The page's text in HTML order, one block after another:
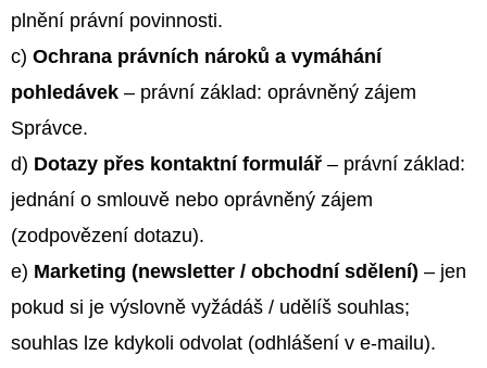
plnění právní povinnosti.
c) Ochrana právních nároků a vymáhání
pohledávek – právní základ: oprávněný zájem
Správce.
d) Dotazy přes kontaktní formulář – právní základ:
jednání o smlouvě nebo oprávněný zájem
(zodpovězení dotazu).
e) Marketing (newsletter / obchodní sdělení) – jen
pokud si je výslovně vyžádáš / udělíš souhlas;
souhlas lze kdykoli odvolat (odhlášení v e-mailu).